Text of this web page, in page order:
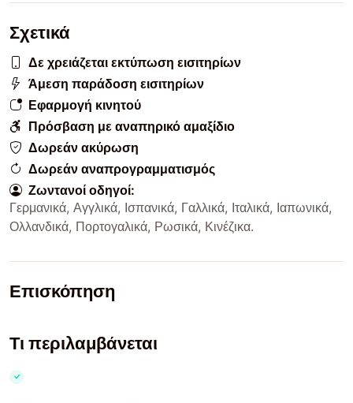
Σχετικά
Δε χρειάζεται εκτύπωση εισιτηρίων
Άμεση παράδοση εισιτηρίων
Εφαρμογή κινητού
Πρόσβαση με αναπηρικό αμαξίδιο
Δωρεάν ακύρωση
Δωρεάν αναπρογραμματισμός
Ζωντανοί οδηγοί:
Γερμανικά, Αγγλικά, Ισπανικά, Γαλλικά, Ιταλικά, Ιαπωνικά,
Ολλανδικά, Πορτογαλικά, Ρωσικά, Κινέζικα.
Επισκόπηση
Τι περιλαμβάνεται